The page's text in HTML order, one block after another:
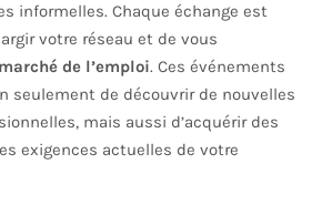
informelles. Chaque échange est
votre réseau et de vous
marché de l’emploi. Ces événements
seulement de découvrir de nouvelles
mais aussi d’acquérir des
exigences actuelles de votre